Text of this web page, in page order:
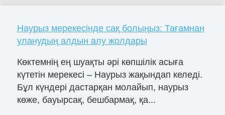
Наурыз мерекесінде сақ болыңыз: Тағамнан
уланудың алдын алу жолдары
Көктемнің ең шуақты әрі көпшілік асыға
күтетін мерекесі – Наурыз жақындап келеді.
Бұл күндері дастарқан молайып, наурыз
көже, бауырсақ, бешбармақ, қа...